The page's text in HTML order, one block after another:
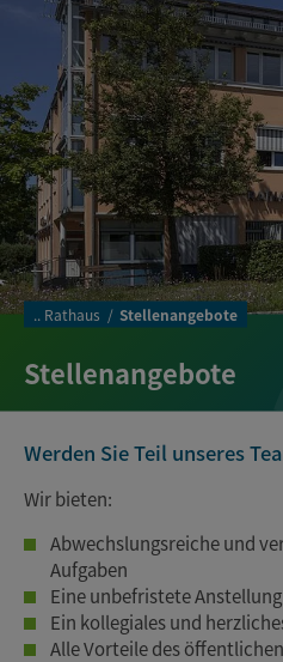
Leben & Wohnen
Wirtschaft & Handel
.. Rathaus Stellenangebote
Stellenangebote
Werden Sie Teil unseres
Wir bieten:
Abwechslungsreiche und
Aufgaben
Eine unbefristete
Ein kollegiales und
Alle Vorteile des